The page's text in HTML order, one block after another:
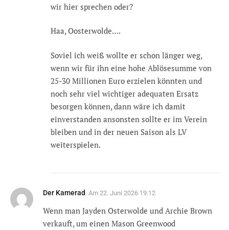
wir hier sprechen oder?
Haa, Oosterwolde….
Soviel ich weiß wollte er schon länger weg,
wenn wir für ihn eine hohe Ablösesumme von
25-30 Millionen Euro erzielen könnten und
noch sehr viel wichtiger adequaten Ersatz
besorgen können, dann wäre ich damit
einverstanden ansonsten sollte er im Verein
bleiben und in der neuen Saison als LV
weiterspielen.
Der Kamerad Am 22. Juni 2026 19:12
Wenn man Jayden Osterwolde und Archie Brown
verkauft, um einen Mason Greenwood